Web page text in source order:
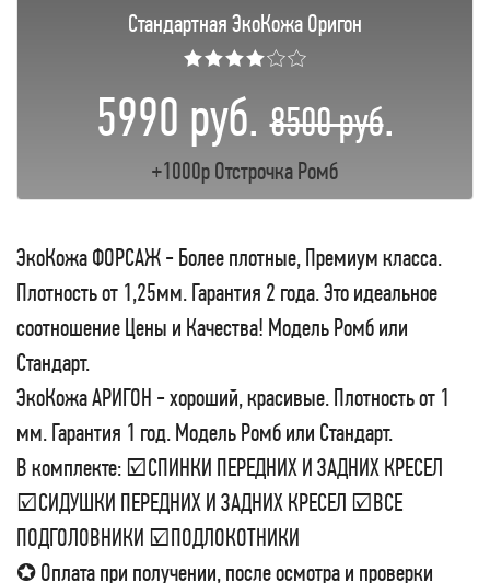
Стандартная ЭкоКожа Оригон
★★★★☆☆
5990 руб.8500 руб.
+1000р Отстрочка Ромб
ЭкоКожа ФОРСАЖ - Более плотные, Премиум класса.
Плотность от 1,25мм. Гарантия 2 года. Это идеальное
соотношение Цены и Качества! Модель Ромб или
Стандарт.
ЭкоКожа АРИГОН - хороший, красивые. Плотность от 1
мм. Гарантия 1 год. Модель Ромб или Стандарт.
В комплекте: ☑СПИНКИ ПЕРЕДНИХ И ЗАДНИХ КРЕСЕЛ
☑СИДУШКИ ПЕРЕДНИХ И ЗАДНИХ КРЕСЕЛ ☑ВСЕ
ПОДГОЛОВНИКИ ☑ПОДЛОКОТНИКИ
✪ Оплата при получении, после осмотра и проверки